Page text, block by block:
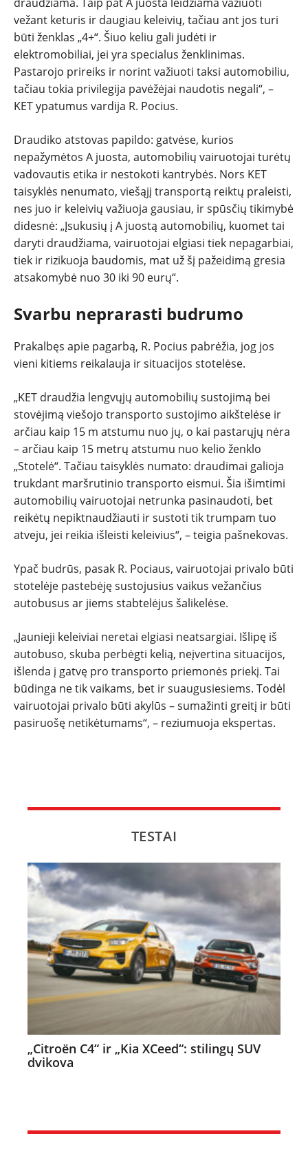
vežant keturis ir daugiau keleivių, tačiau ant jos turi
būti ženklas „4+“. Šiuo keliu gali judėti ir
elektromobiliai, jei yra specialus ženklinimas.
Pastarojo prireiks ir norint važiuoti taksi automobiliu,
tačiau tokia privilegija pavėžėjai naudotis negali“, –
KET ypatumus vardija R. Pocius.
Draudiko atstovas papildo: gatvėse, kurios
nepažymėtos A juosta, automobilių vairuotojai turėtų
vadovautis etika ir nestokoti kantrybės. Nors KET
taisyklės nenumato, viešąjį transportą reiktų praleisti,
nes juo ir keleivių važiuoja gausiau, ir spūsčių tikimybė
didesnė: „Įsukusių į A juostą automobilių, kuomet tai
daryti draudžiama, vairuotojai elgiasi tiek nepagarbiai,
tiek ir rizikuoja baudomis, mat už šį pažeidimą gresia
atsakomybė nuo 30 iki 90 eurų“.
Svarbu neprarasti budrumo
Prakalbęs apie pagarbą, R. Pocius pabrėžia, jog jos
vieni kitiems reikalauja ir situacijos stotelėse.
„KET draudžia lengvųjų automobilių sustojimą bei
stovėjimą viešojo transporto sustojimo aikštelėse ir
arčiau kaip 15 m atstumu nuo jų, o kai pastarųjų nėra
– arčiau kaip 15 metrų atstumu nuo kelio ženklo
„Stotelė“. Tačiau taisyklės numato: draudimai galioja
trukdant maršrutinio transporto eismui. Šia išimtimi
automobilių vairuotojai netrunka pasinaudoti, bet
reikėtų nepiktnaudžiauti ir sustoti tik trumpam tuo
atveju, jei reikia išleisti keleivius“, – teigia pašnekovas.
Ypač budrūs, pasak R. Pociaus, vairuotojai privalo būti
stotelėje pastebėję sustojusius vaikus vežančius
autobusus ar jiems stabtelėjus šalikelėse.
„Jaunieji keleiviai neretai elgiasi neatsargiai. Išlipę iš
autobuso, skuba perbėgti kelią, neįvertina situacijos,
išlenda į gatvę pro transporto priemonės priekį. Tai
būdinga ne tik vaikams, bet ir suaugusiesiems. Todėl
vairuotojai privalo būti akylūs – sumažinti greitį ir būti
pasiruošę netikėtumams“, – reziumuoja ekspertas.
TESTAI
„Citroën C4“ ir „Kia XCeed“: stilingų SUV
dvikova